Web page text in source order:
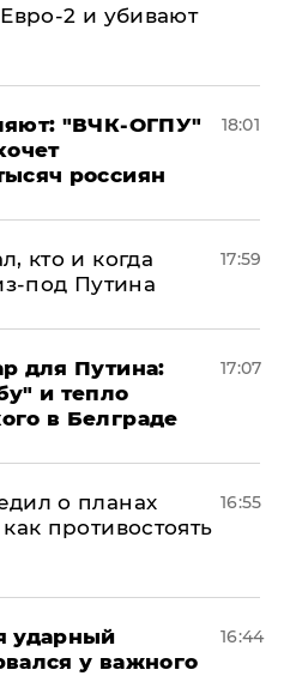
2 и убивают
"ВЧК-ОГПУ"
россиян
18:01
кто и когда
под Путина
17:59
для Путина:
и тепло
в Белграде
17:07
о планах
противостоять
16:55
ударный
у важного
16:44